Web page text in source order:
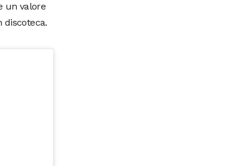
un valore
discoteca.